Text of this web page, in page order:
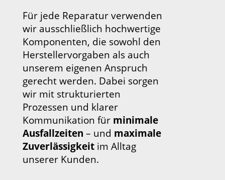
Für jede Reparatur verwenden
wir ausschließlich hochwertige
Komponenten, die sowohl den
Herstellervorgaben als auch
unserem eigenen Anspruch
gerecht werden. Dabei sorgen
wir mit strukturierten
Prozessen und klarer
Kommunikation für minimale
Ausfallzeiten – und maximale
Zuverlässigkeitim Alltag
unserer Kunden.